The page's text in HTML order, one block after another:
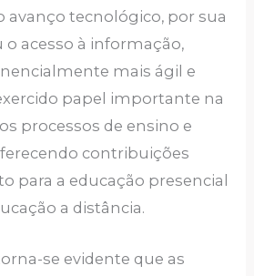
avanço tecnológico, por sua
o acesso à informação,
mais ágil e
papel importante na
processos de ensino e
contribuições
para a educação presencial
a distância.
se evidente que as